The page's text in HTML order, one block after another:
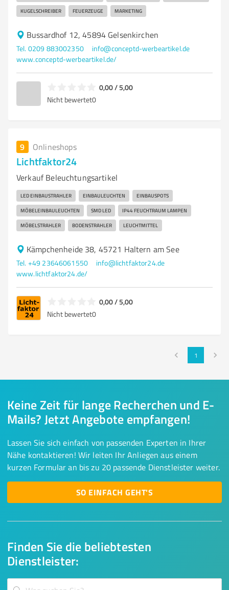
KUGELSCHREIBER FEUERZEUGE MARKETING
Bussardhof 12, 45894 Gelsenkirchen
Tel. 0209 883002350
info@conceptd-werbeartikel.de
www.conceptd-werbeartikel.de/
0,00 / 5,00
Nicht bewertet0
9 Onlineshops
Lichtfaktor24
Verkauf Beleuchtungsartikel
LED EINBAUSTRAHLER EINBAULEUCHTEN EINBAUSPOTS
MÖBELEINBAULEUCHTEN SMD LED IP44 FEUCHTRAUM LAMPEN
MÖBELSTRAHLER BODENSTRAHLER LEUCHTMITTEL
Kämpchenheide 38, 45721 Haltern am See
Tel. +49 23646061550
info@lichtfaktor24.de
www.lichtfaktor24.de/
0,00 / 5,00
Nicht bewertet0
1
Finden Sie die beliebtesten
Dienstleister:
Keine Zeit für lange Recherchen und E-
Mails? Jetzt Angebote empfangen!
Lassen Sie sich einfach von passenden Experten in Ihrer
Nähe kontaktieren! Wir leiten Ihr Anliegen aus einem
kurzen Formular an bis zu 20 passende Dienstleister weiter.
SO EINFACH GEHT'S